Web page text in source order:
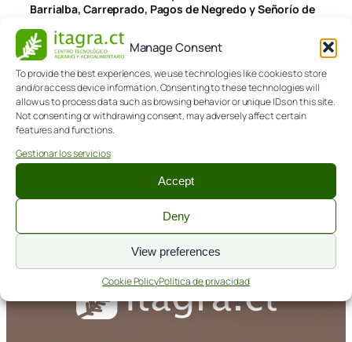
Manage Consent
To provide the best experiences, we use technologies like cookies to store
and/or access device information. Consenting to these technologies will
allow us to process data such as browsing behavior or unique IDs on this site.
Not consenting or withdrawing consent, may adversely affect certain
features and functions.
Gestionar los servicios
Accept
Deny
View preferences
Cookie PolicyPolítica de privacidad
Barrialba, Carreprado, Pagos de Negredo y Señorío de
9 de junio de 2025